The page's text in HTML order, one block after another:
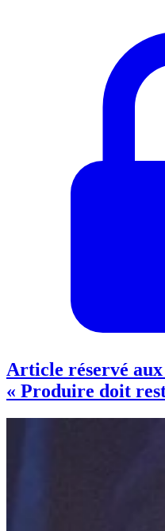
Article réservé aux
« Produire doit